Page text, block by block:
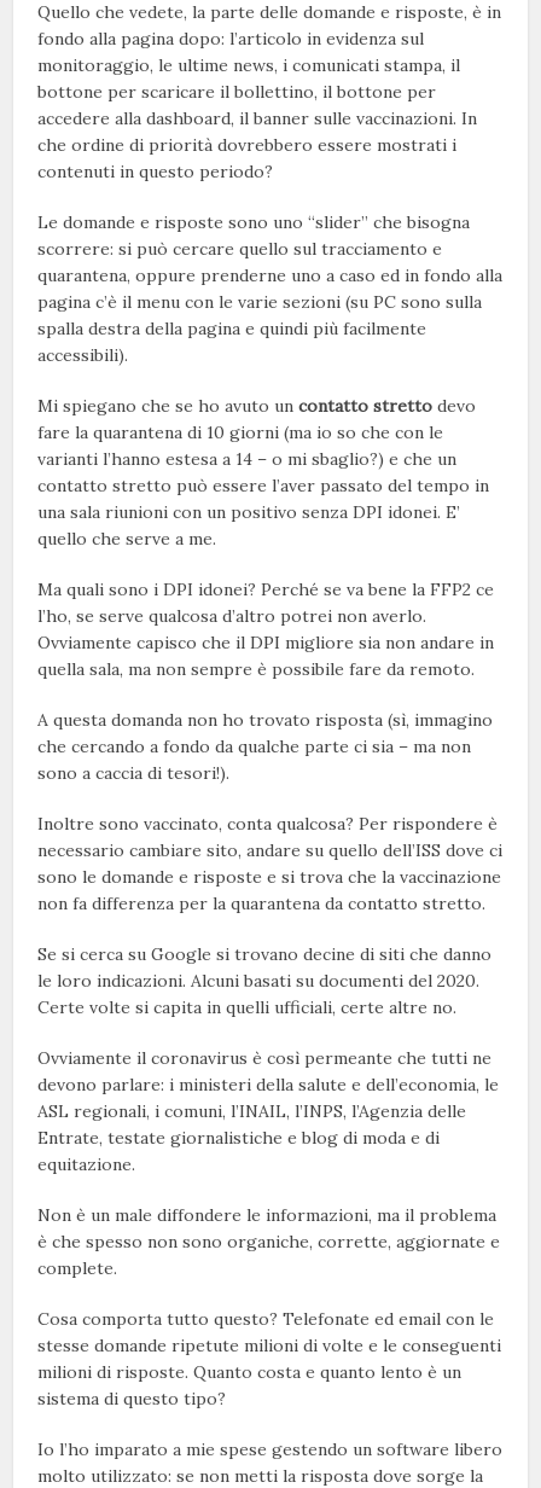
Quello che vedete, la parte delle domande e risposte, è in
fondo alla pagina dopo: l’articolo in evidenza sul
monitoraggio, le ultime news, i comunicati stampa, il
bottone per scaricare il bollettino, il bottone per
accedere alla dashboard, il banner sulle vaccinazioni. In
che ordine di priorità dovrebbero essere mostrati i
contenuti in questo periodo?
Le domande e risposte sono uno “slider” che bisogna
scorrere: si può cercare quello sul tracciamento e
quarantena, oppure prenderne uno a caso ed in fondo alla
pagina c’è il menu con le varie sezioni (su PC sono sulla
spalla destra della pagina e quindi più facilmente
accessibili).
Mi spiegano che se ho avuto uncontatto stretto devo
fare la quarantena di 10 giorni (ma io so che con le
varianti l’hanno estesa a 14 – o mi sbaglio?) e che un
contatto stretto può essere l’aver passato del tempo in
una sala riunioni con un positivo senza DPI idonei. E’
quello che serve a me.
Ma quali sono i DPI idonei? Perché se va bene la FFP2 ce
l’ho, se serve qualcosa d’altro potrei non averlo.
Ovviamente capisco che il DPI migliore sia non andare in
quella sala, ma non sempre è possibile fare da remoto.
A questa domanda non ho trovato risposta (sì, immagino
che cercando a fondo da qualche parte ci sia – ma non
sono a caccia di tesori!).
Inoltre sono vaccinato, conta qualcosa? Per rispondere è
necessario cambiare sito, andare su quello dell’ISS dove ci
sono le domande e risposte e si trova che la vaccinazione
non fa differenza per la quarantena da contatto stretto.
Se si cerca su Google si trovano decine di siti che danno
le loro indicazioni. Alcuni basati su documenti del 2020.
Certe volte si capita in quelli ufficiali, certe altre no.
Ovviamente il coronavirus è così permeante che tutti ne
devono parlare: i ministeri della salute e dell’economia, le
ASL regionali, i comuni, l’INAIL, l’INPS, l’Agenzia delle
Entrate, testate giornalistiche e blog di moda e di
equitazione.
Non è un male diffondere le informazioni, ma il problema
è che spesso non sono organiche, corrette, aggiornate e
complete.
Cosa comporta tutto questo? Telefonate ed email con le
stesse domande ripetute milioni di volte e le conseguenti
milioni di risposte. Quanto costa e quanto lento è un
sistema di questo tipo?
Io l’ho imparato a mie spese gestendo un software libero
molto utilizzato: se non metti la risposta dove sorge la